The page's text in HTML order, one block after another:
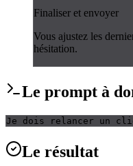
Finaliser et envoyer
Vous ajustez les
hésitation.
Le prompt à
Je dois relancer un
Le résultat